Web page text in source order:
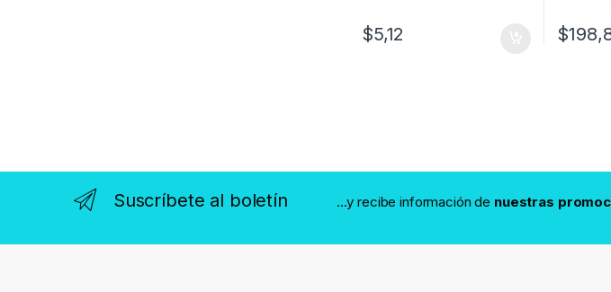
$5,12 $
Suscríbete al boletín ...y recibe información de nuestras